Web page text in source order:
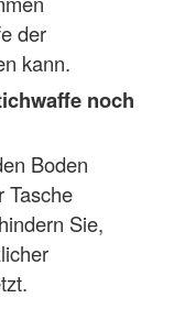
der
kann.
noch
Boden
Tasche
Sie,